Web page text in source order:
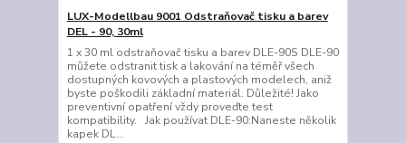
LUX-Modellbau 9001 Odstraňovač tisku a barev
DEL - 90, 30ml
1 x 30 ml odstraňovač tisku a barev DLE-90S DLE-90
můžete odstranit tisk a lakování na téměř všech
dostupných kovových a plastových modelech, aniž
byste poškodili základní materiál. Důležité! Jako
preventivní opatření vždy proveďte test
kompatibility. Jak používat DLE-90:Naneste několik
kapek DL...